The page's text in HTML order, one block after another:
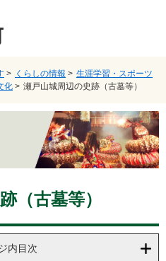
> くらしの情報 > 生涯学習・スポーツ
化 > 瀬戸山城周辺の史跡（古墓等）
（古墓等）
内目次